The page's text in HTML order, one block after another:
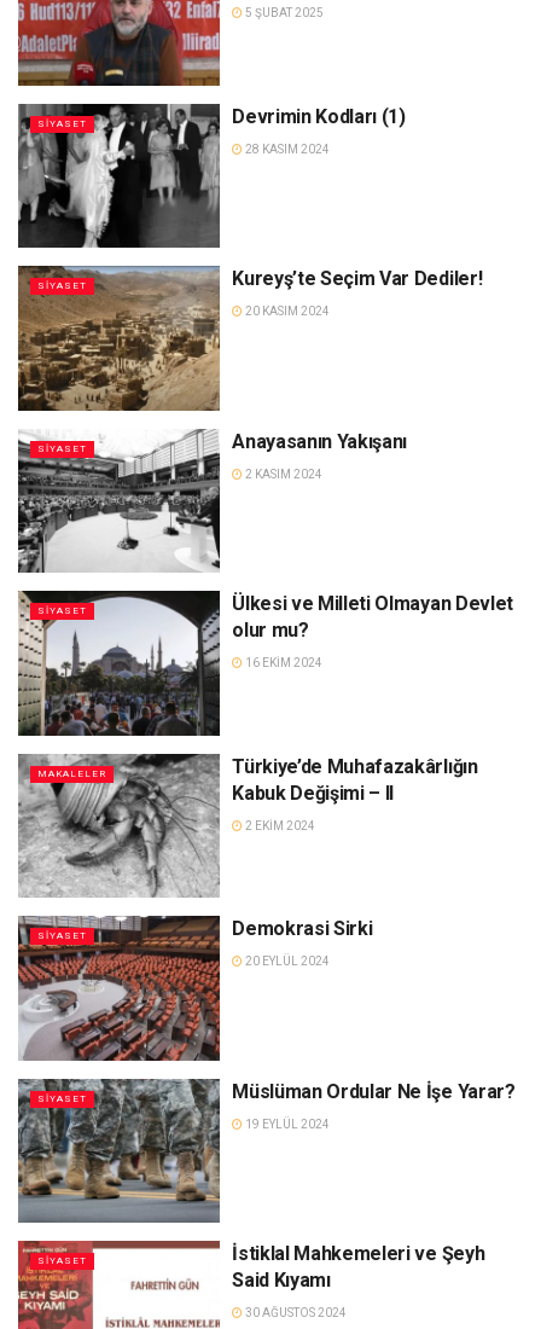
5 ŞUBAT 2025
SIYASET Devrimin Kodları (1)
28 KASIM 2024
SIYASET Kureyş’te Seçim Var Dediler!
20 KASIM 2024
SIYASET Anayasanın Yakışanı
2 KASIM 2024
SIYASET
Ülkesi ve Milleti Olmayan Devlet
olur mu?
16 EKIM 2024
MAKALELER
Türkiye’de Muhafazakârlığın
Kabuk Değişimi – II
2 EKIM 2024
SIYASET Demokrasi Sirki
20 EYLÜL 2024
SIYASET Müslüman Ordular Ne İşe Yarar?
19 EYLÜL 2024
SIYASET
İstiklal Mahkemeleri ve Şeyh
Said Kıyamı
30 AĞUSTOS 2024